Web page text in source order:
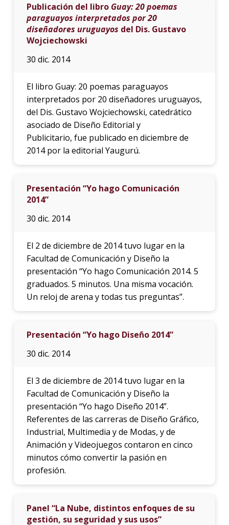
Publicación del libro Guay: 20 poemas
paraguayos interpretados por 20
diseñadores uruguayos del Dis. Gustavo
Wojciechowski
30 dic. 2014
El libro Guay: 20 poemas paraguayos
interpretados por 20 diseñadores uruguayos,
del Dis. Gustavo Wojciechowski, catedrático
asociado de Diseño Editorial y
Publicitario, fue publicado en diciembre de
2014 por la editorial Yaugurú.
Presentación “Yo hago Comunicación
2014”
30 dic. 2014
El 2 de diciembre de 2014 tuvo lugar en la
Facultad de Comunicación y Diseño la
presentación “Yo hago Comunicación 2014. 5
graduados. 5 minutos. Una misma vocación.
Un reloj de arena y todas tus preguntas”.
Presentación “Yo hago Diseño 2014”
30 dic. 2014
El 3 de diciembre de 2014 tuvo lugar en la
Facultad de Comunicación y Diseño la
presentación “Yo hago Diseño 2014”.
Referentes de las carreras de Diseño Gráfico,
Industrial, Multimedia y de Modas, y de
Animación y Videojuegos contaron en cinco
minutos cómo convertir la pasión en
profesión.
Panel “La Nube, distintos enfoques de su
gestión, su seguridad y sus usos”